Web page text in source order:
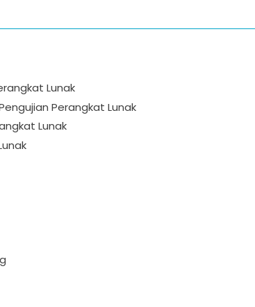
Lunak
Perangkat Lunak
Lunak